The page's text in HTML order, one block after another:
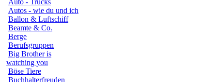
Auto - Trucks
Autos - wie du und ich
Ballon & Luftschiff
Beamte & Co.
Berge
Berufsgruppen
Big Brother is
watching you
Böse Tiere
Buchhalterfreuden